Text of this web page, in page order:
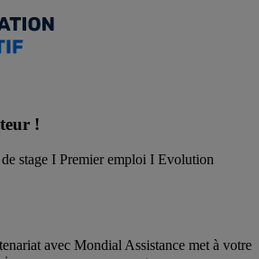
!
stage I Premier emploi I Evolution
avec Mondial Assistance met à votre